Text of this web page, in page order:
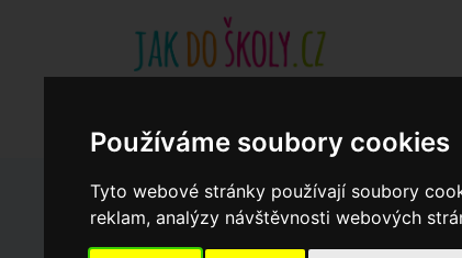
Používáme soubory cookies
Tyto webové stránky používají soubory
reklam, analýzy návštěvnosti webových
Zápisy do ZŠ 2026/27